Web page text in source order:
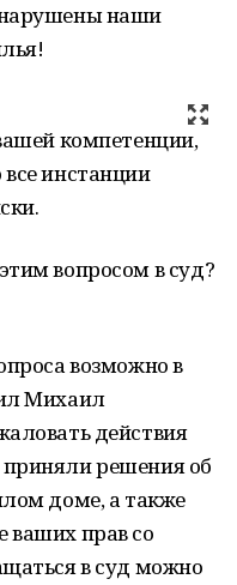
наши
компетенции,
инстанции
вопросом в суд?
возможно в
Михаил
действия
решения об
доме, а также
ваших прав со
в суд можно